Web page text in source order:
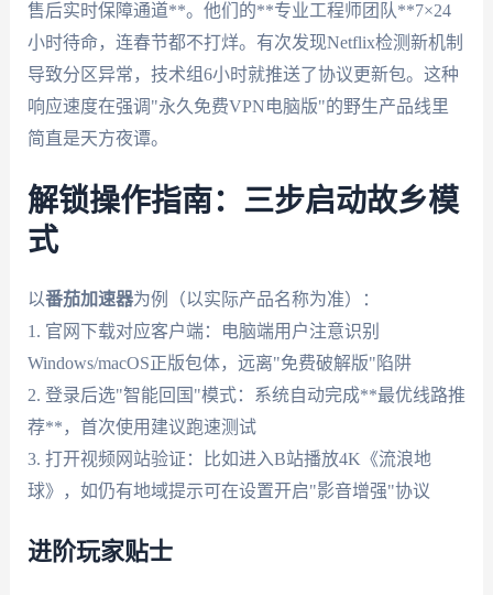
售后实时保障通道**。他们的**专业工程师团队**7×24
小时待命，连春节都不打烊。有次发现Netflix检测新机制
导致分区异常，技术组6小时就推送了协议更新包。这种
响应速度在强调"永久免费VPN电脑版"的野生产品线里
简直是天方夜谭。
解锁操作指南：三步启动故乡模
式
以番茄加速器为例（以实际产品名称为准）：
1. 官网下载对应客户端：电脑端用户注意识别
Windows/macOS正版包体，远离"免费破解版"陷阱
2. 登录后选"智能回国"模式：系统自动完成**最优线路推
荐**，首次使用建议跑速测试
3. 打开视频网站验证：比如进入B站播放4K《流浪地
球》，如仍有地域提示可在设置开启"影音增强"协议
进阶玩家贴士